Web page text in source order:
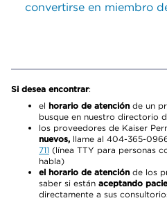
convertirse en miembro
Si desea encontrar:
el horario de atención de un
busque en nuestro directorio
los proveedores de Kaiser
nuevos, llame al 404-365-
711 (línea TTY para personas
habla)
el horario de atención de los
saber si están aceptando
directamente a sus